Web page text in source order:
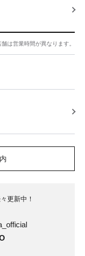
は営業時間が異なります。
更新中！